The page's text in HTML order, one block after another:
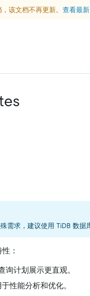
该文档不再更新。 查看最
需求，建议使用 TiDB 数据
：
询计划展示更直观。
于性能分析和优化。